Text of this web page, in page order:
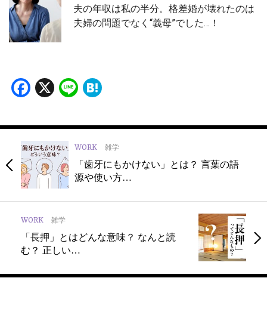
夫の年収は私の半分。格差婚が壊れたのは
夫婦の問題でなく“義母”でした…！
Facebook
X Line
WORK 雑学
「歯牙にもかけない」とは？ 言葉の語
源や使い方…
WORK 雑学
「長押」とはどんな意味？ なんと読
む？ 正しい…